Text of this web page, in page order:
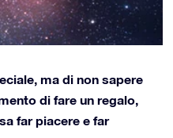
ma di non sapere
di fare un regalo,
far piacere e far